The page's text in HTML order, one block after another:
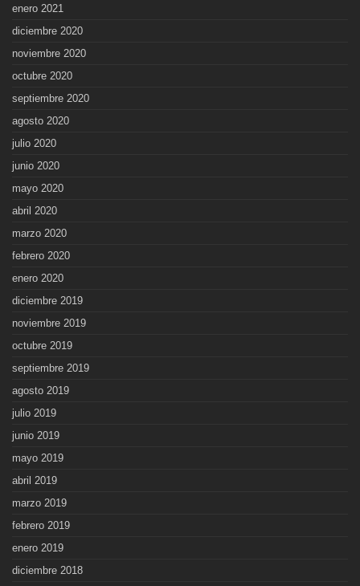
enero 2021
diciembre 2020
noviembre 2020
octubre 2020
septiembre 2020
agosto 2020
julio 2020
junio 2020
mayo 2020
abril 2020
marzo 2020
febrero 2020
enero 2020
diciembre 2019
noviembre 2019
octubre 2019
septiembre 2019
agosto 2019
julio 2019
junio 2019
mayo 2019
abril 2019
marzo 2019
febrero 2019
enero 2019
diciembre 2018